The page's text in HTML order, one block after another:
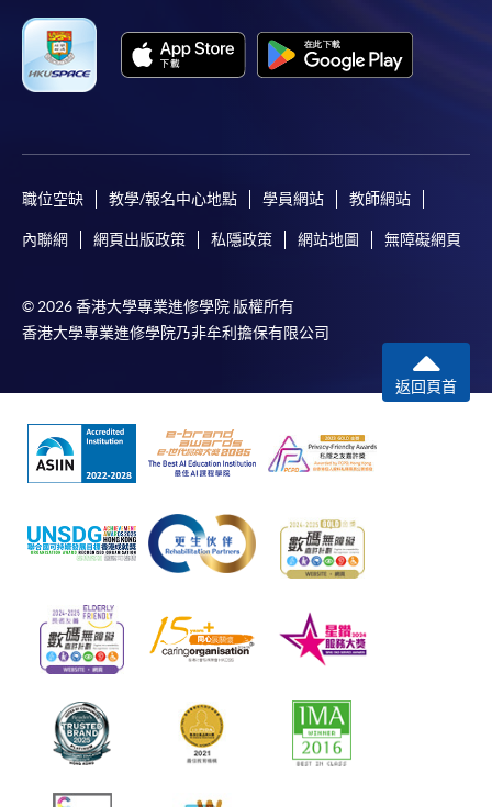
職位空缺 教學/報名中心地點 學員網站 教師網站
內聯網 網頁出版政策 私隱政策 網站地圖 無障礙網頁
© 2026 香港大學專業進修學院 版權所有
香港大學專業進修學院乃非牟利擔保有限公司
返回頁首